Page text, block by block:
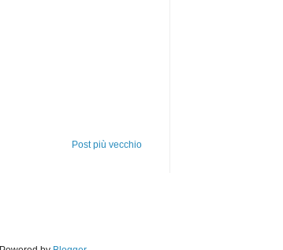
Post più vecchio